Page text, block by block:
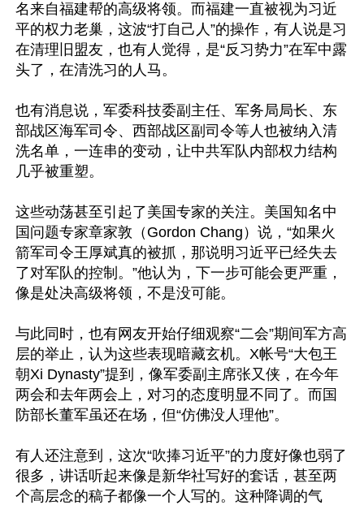
名来自福建帮的高级将领。而福建一直被视为习近
平的权力老巢，这波“打自己人”的操作，有人说是习
在清理旧盟友，也有人觉得，是“反习势力”在军中露
头了，在清洗习的人马。
也有消息说，军委科技委副主任、军务局局长、东
部战区海军司令、西部战区副司令等人也被纳入清
洗名单，一连串的变动，让中共军队内部权力结构
几乎被重塑​。
这些动荡甚至引起了美国专家的关注。美国知名中
国问题专家章家敦（Gordon Chang）说，“如果火
箭军司令王厚斌真的被抓，那说明习近平已经失去
了对军队的控制。”他认为，下一步可能会更严重，
像是处决高级将领，不是没可能。
与此同时，也有网友开始仔细观察“二会”期间军方高
层的举止，认为这些表现暗藏玄机。X帐号“大包王
朝Xi Dynasty”提到，像军委副主席张又侠，在今年
两会和去年两会上，对习的态度明显不同了。而国
防部长董军虽还在场，但“仿佛没人理他”。
有人还注意到，这次“吹捧习近平”的力度好像也弱了
很多，讲话听起来像是新华社写好的套话，甚至两
个高层念的稿子都像一个人写的。这种降调的气